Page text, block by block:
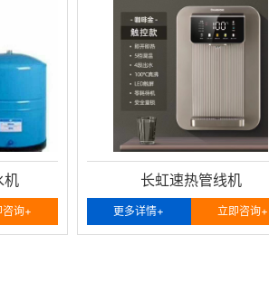
机
咨询+
长虹速热管线机
更多详情+ 立即咨询+